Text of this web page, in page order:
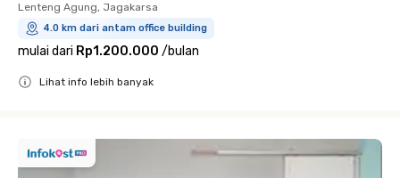
Lenteng Agung, Jagakarsa
4.0 km dari antam office building
mulai dari Rp1.200.000 /bulan
Lihat info lebih banyak